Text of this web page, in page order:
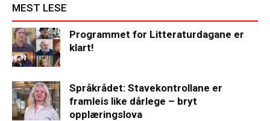
MEST LESE
Programmet for Litteraturdagane er
klart!
Språkrådet: Stavekontrollane er
framleis like dårlege – bryt
opplæringslova